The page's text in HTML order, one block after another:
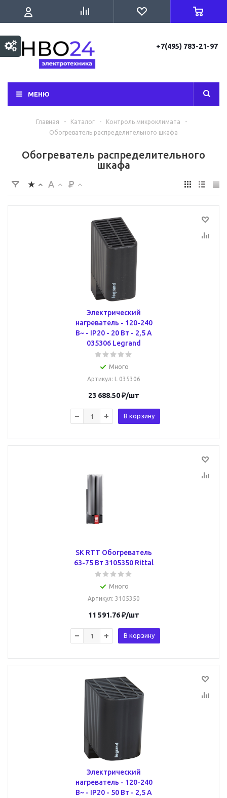
+7(495) 783-21-97
МЕНЮ
Главная - Каталог - Контроль микроклимата
-
Обогреватель распределительного шкафа
Обогреватель распределительного
шкафа
Электрический
нагреватель - 120-240
В~ - IP20 - 20 Вт - 2,5 А
035306 Legrand
Много
Артикул: L 035306
23 688.50₽/шт
В корзину
SK RTT Обогреватель
63-75 Вт 3105350 Rittal
Много
Артикул: 3105350
11 591.76₽/шт
В корзину
Электрический
нагреватель - 120-240
В~ - IP20 - 50 Вт - 2,5 А